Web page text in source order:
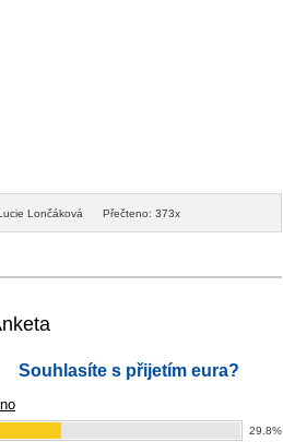
Lončáková Přečteno: 373x
Souhlasíte s přijetím eura?
29.8%